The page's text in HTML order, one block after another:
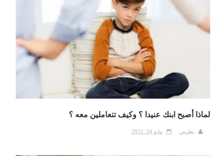
لماذا أصبح ابنك عنيدا ؟ وكيف تتعاملين معه ؟
بطرس مايو 24, 2022